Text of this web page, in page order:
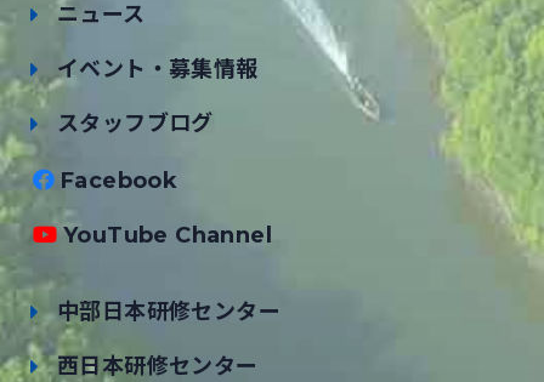
ニュース
イベント・募集情報
スタッフブログ
Facebook
YouTube Channel
中部日本研修センター
西日本研修センター